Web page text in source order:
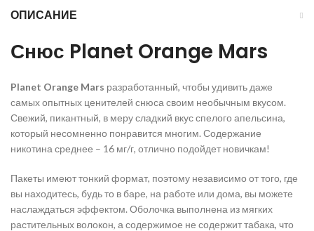
ОПИСАНИЕ
Снюс Planet Orange Mars
Planet Orange Mars разработанный, чтобы удивить даже
самых опытных ценителей снюса своим необычным вкусом.
Свежий, пикантный, в меру сладкий вкус спелого апельсина,
который несомненно понравится многим. Содержание
никотина среднее – 16 мг/г, отлично подойдет новичкам!
Пакеты имеют тонкий формат, поэтому независимо от того, где
вы находитесь, будь то в баре, на работе или дома, вы можете
наслаждаться эффектом. Оболочка выполнена из мягких
растительных волокон, а содержимое не содержит табака, что